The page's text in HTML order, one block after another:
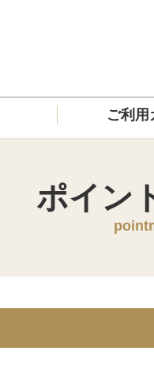
ご利用
ポイン